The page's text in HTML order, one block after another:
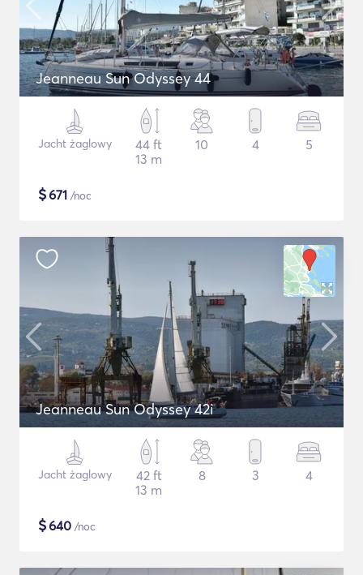
Jeanneau Sun Odyssey 44
Jacht żaglowy
44 ft
13 m
10 4 5
$671 /noc
Jeanneau Sun Odyssey 42i
Jacht żaglowy
42 ft
13 m
8 3 4
$640 /noc